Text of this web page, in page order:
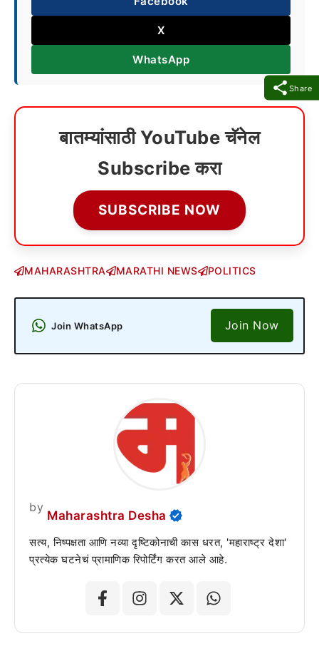
Share
X
WhatsApp
बातम्यांसाठी YouTube चॅनेल
Subscribe करा
SUBSCRIBE NOW
MAHARASHTRA MARATHI NEWS POLITICS
Join WhatsApp Join Now
by
Maharashtra Desha
सत्य, निष्पक्षता आणि नव्या दृष्टिकोनाची कास धरत, 'महाराष्ट्र देशा'
प्रत्येक घटनेचं प्रामाणिक रिपोर्टिंग करत आले आहे.